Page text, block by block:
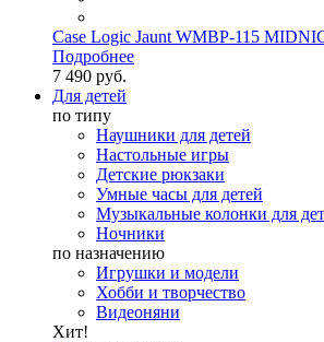
Case Logic Jaunt WMBP-115
Подробнее
7 490 руб.
Для детей
по типу
Наушники для детей
Настольные игры
Детские рюкзаки
Умные часы для детей
Музыкальные колонки для
Ночники
по назначению
Игрушки и модели
Хобби и творчество
Видеоняни
Хит!